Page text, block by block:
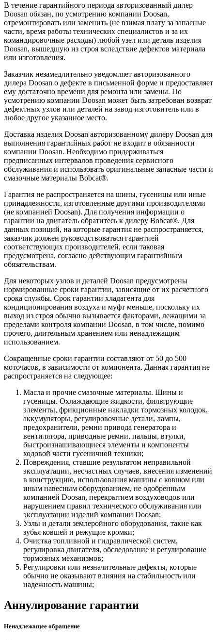
В течение гарантийного периода авторизованный дилер
Doosan обязан, по усмотрению компании Doosan,
отремонтировать или заменить (не взимая плату за запасные
части, время работы технических специалистов и за их
командировочные расходы) любой узел или деталь изделия
Doosan, вышедшую из строя вследствие дефектов материала
или изготовления.
Заказчик незамедлительно уведомляет авторизованного
дилера Doosan о дефекте в письменной форме и предоставляет
ему достаточно времени для ремонта или замены. По
усмотрению компании Doosan может быть затребован возврат
дефектных узлов или деталей на завод-изготовитель или в
любое другое указанное место.
Доставка изделия Doosan авторизованному дилеру Doosan для
выполнения гарантийных работ не входит в обязанности
компании Doosan. Необходимо придерживаться
предписанных интервалов проведения сервисного
обслуживания и использовать оригинальные запасные части и
смазочные материалы Bobcat®.
Гарантия не распространяется на шины, гусеницы или иные
принадлежности, изготовленные другими производителями
(не компанией Doosan). Для получения информации о
гарантии на двигатель обратитесь к дилеру Bobcat®. Для
данных позиций, на которые гарантия не распространяется,
заказчик должен руководствоваться гарантией
соответствующих производителей, если таковая
предусмотрена, согласно действующим гарантийным
обязательствам.
Для некоторых узлов и деталей Doosan предусмотрены
нормированные сроки гарантии, зависящие от их расчетного
срока службы. Срок гарантии хладагента для
кондиционирования воздуха и муфт меньше, поскольку их
выход из строя обычно вызывается факторами, лежащими за
пределами контроля компании Doosan, в том числе, помимо
прочего, длительным хранением или ненадлежащим
использованием.
Сокращенные сроки гарантии составляют от 50 до 500
моточасов, в зависимости от компонента. Данная гарантия не
распространяется на следующее:
Масла и прочие смазочные материалы. Шины и
гусеницы. Охлаждающие жидкости, фильтрующие
элементы, фрикционные накладки тормозных колодок,
аккумуляторы, регулировочные детали, лампы,
предохранители, ремни привода генератора и
вентилятора, приводные ремни, пальцы, втулки,
быстроизнашивающиеся элементы и компоненты
ходовой части гусеничной техники;
Повреждения, ставшие результатом неправильной
эксплуатации, несчастных случаев, внесения изменений
в конструкцию, использования машины с ковшом или
иным навесным оборудованием, не одобренным
компанией Doosan, перекрытием воздуховодов или
нарушением правил технического обслуживания или
эксплуатации изделий компании Doosan;
Узлы и детали землеройного оборудования, такие как
зубья ковшей и режущие кромки;
Очистка топливной и гидравлической систем,
регулировка двигателя, обследование и регулирование
тормозных механизмов;
Регулировки или незначительные дефекты, которые
обычно не оказывают влияния на стабильность или
надежность машины;
Аннулирование гарантии
Ненадлежащее обращение